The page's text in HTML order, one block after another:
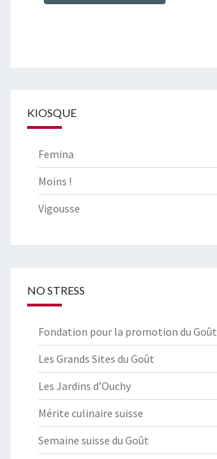
KIOSQUE
Femina
Moins !
Vigousse
NO STRESS
Fondation pour la promotion du Goût
Les Grands Sites du Goût
Les Jardins d’Ouchy
Mérite culinaire suisse
Semaine suisse du Goût